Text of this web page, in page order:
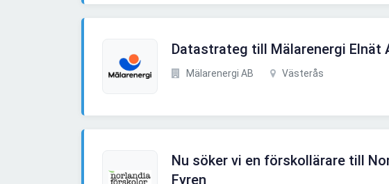
Datastrateg till Mälarenergi Elnät
Mälarenergi AB Västerås
Nu söker vi en förskollärare till
Fyren